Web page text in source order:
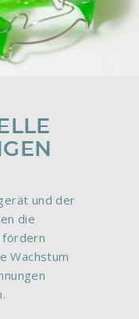
und der
die
fördern
Wachstum